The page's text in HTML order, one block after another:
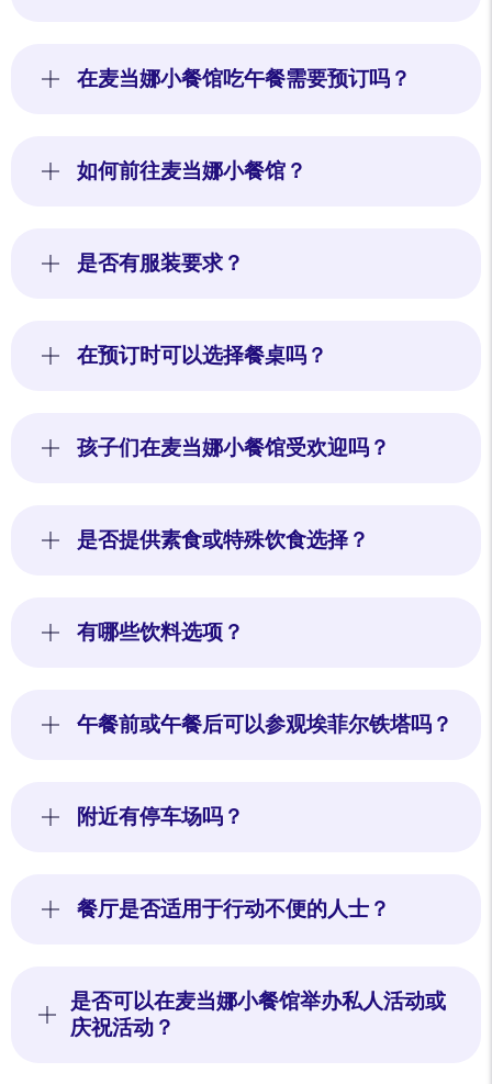
在麦当娜小餐馆吃午餐需要预订吗？
如何前往麦当娜小餐馆？
是否有服装要求？
在预订时可以选择餐桌吗？
孩子们在麦当娜小餐馆受欢迎吗？
是否提供素食或特殊饮食选择？
有哪些饮料选项？
午餐前或午餐后可以参观埃菲尔铁塔吗？
附近有停车场吗？
餐厅是否适用于行动不便的人士？
是否可以在麦当娜小餐馆举办私人活动或
庆祝活动？